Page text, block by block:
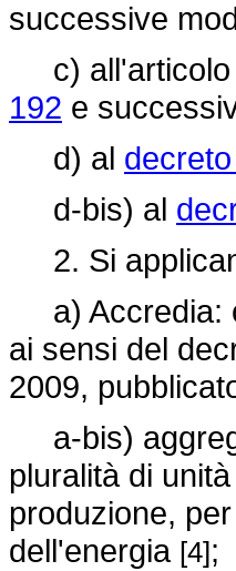
successive
c) all'articolo
192 e
d) al
d-bis) al
2. Si
a) Accredia:
ai sensi del
2009,
a-bis)
pluralità di
produzione,
dell'energia [4];